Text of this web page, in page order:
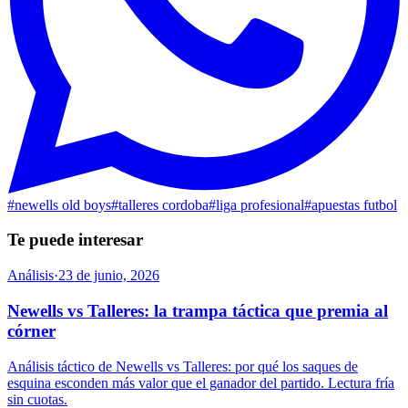
#newells old boys#talleres cordoba#liga profesional#apuestas futbol
Te puede interesar
Análisis·23 de junio, 2026
Newells vs Talleres: la trampa táctica que premia al
córner
Análisis táctico de Newells vs Talleres: por qué los saques de
esquina esconden más valor que el ganador del partido. Lectura fría
sin cuotas.